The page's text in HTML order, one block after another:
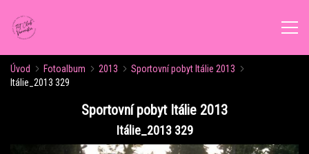
ÚVOD
Úvod Fotoalbum 2013
Sportovní pobyt Itálie 2013
Itálie_2013 329
Sportovní pobyt Itálie 2013
Itálie_2013 329